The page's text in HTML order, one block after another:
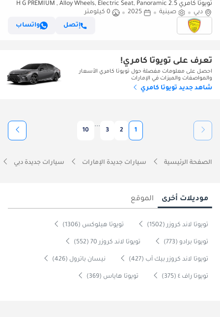
تويوتا كامري 2.5 H G PREMIUM , Alloy Wheels, Electric Seat, Panoramic
Roof, Model 2025, China Specs
دبي صينية 2025
0 كيلومتر
إتصل
واتساب
تعرف على تويوتا كامري!
احصل على معلومات مفصلة حول تويوتا كامري الأسعار
والمواصفات والميزات في الإمارات
شاهد جديد تويوتا كامري
1
2
3
...
10
الصفحة الرئيسية سيارات جديدة الإمارات سيارات جديدة دبي
موديلات أخرى الموقع
تويوتا لاند كروزر (1502) تويوتا هيلوكس (1306)
تويوتا برادو (773) تويوتا لاند كروزر 70 (552)
تويوتا لاند كروزر بيك آب (427) نيسان باترول (426)
تويوتا راف ٤ (375) تويوتا هاياس (369)